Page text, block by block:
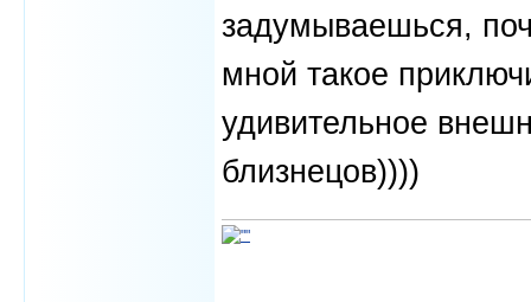
задумываешься,
мной такое
удивительное
близнецов))))